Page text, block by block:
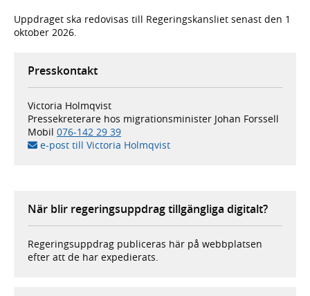
Uppdraget ska redovisas till Regeringskansliet senast den 1
oktober 2026.
Presskontakt
Victoria Holmqvist
Pressekreterare hos migrationsminister Johan Forssell
Mobil 076-142 29 39
e-post till Victoria Holmqvist
När blir regeringsuppdrag tillgängliga digitalt?
Regeringsuppdrag publiceras här på webbplatsen
efter att de har expedierats.